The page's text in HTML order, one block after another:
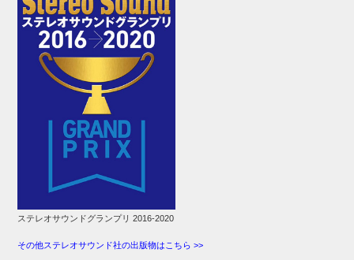
ステレオサウンドグランプリ 2016-2020
その他ステレオサウンド社の出版物はこちら >>